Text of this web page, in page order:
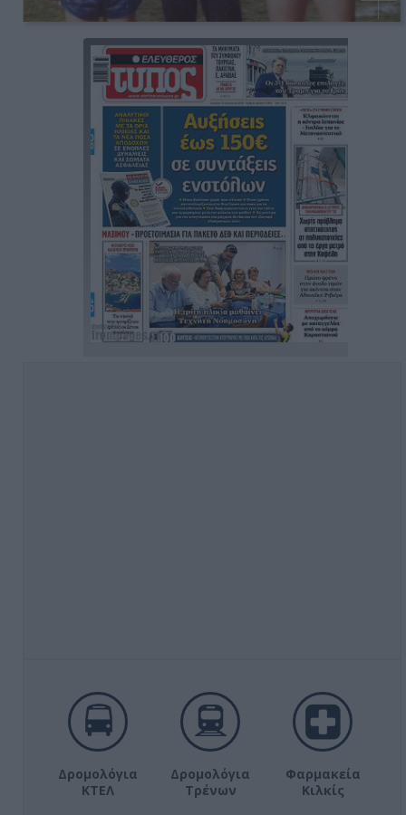
Δρομολόγια
ΚΤΕΛ
Δρομολόγια
Τρένων
Φαρμακεία
Κιλκίς